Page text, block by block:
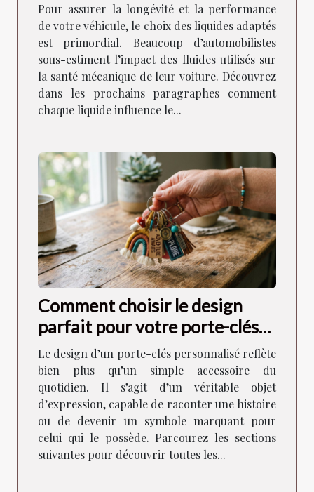
Pour assurer la longévité et la performance
de votre véhicule, le choix des liquides adaptés
est primordial. Beaucoup d’automobilistes
sous-estiment l’impact des fluides utilisés sur
la santé mécanique de leur voiture. Découvrez
dans les prochains paragraphes comment
chaque liquide influence le...
Comment choisir le design
parfait pour votre porte-clés
personnalisé ?
Le design d’un porte-clés personnalisé reflète
bien plus qu’un simple accessoire du
quotidien. Il s’agit d’un véritable objet
d’expression, capable de raconter une histoire
ou de devenir un symbole marquant pour
celui qui le possède. Parcourez les sections
suivantes pour découvrir toutes les...